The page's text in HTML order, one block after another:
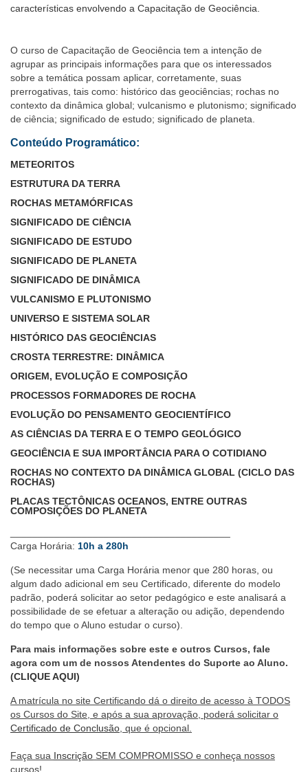
características envolvendo a Capacitação de Geociência.
O curso de Capacitação de Geociência tem a intenção de
agrupar as principais informações para que os interessados
sobre a temática possam aplicar, corretamente, suas
prerrogativas, tais como: histórico das geociências; rochas no
contexto da dinâmica global; vulcanismo e plutonismo; significado
de ciência; significado de estudo; significado de planeta.
Conteúdo Programático:
METEORITOS
ESTRUTURA DA TERRA
ROCHAS METAMÓRFICAS
SIGNIFICADO DE CIÊNCIA
SIGNIFICADO DE ESTUDO
SIGNIFICADO DE PLANETA
SIGNIFICADO DE DINÂMICA
VULCANISMO E PLUTONISMO
UNIVERSO E SISTEMA SOLAR
HISTÓRICO DAS GEOCIÊNCIAS
CROSTA TERRESTRE: DINÂMICA
ORIGEM, EVOLUÇÃO E COMPOSIÇÃO
PROCESSOS FORMADORES DE ROCHA
EVOLUÇÃO DO PENSAMENTO GEOCIENTÍFICO
AS CIÊNCIAS DA TERRA E O TEMPO GEOLÓGICO
GEOCIÊNCIA E SUA IMPORTÂNCIA PARA O COTIDIANO
ROCHAS NO CONTEXTO DA DINÂMICA GLOBAL (CICLO DAS
ROCHAS)
PLACAS TECTÔNICAS OCEANOS, ENTRE OUTRAS
COMPOSIÇÕES DO PLANETA
Carga Horária: 10h a 280h
(Se necessitar uma Carga Horária menor que 280 horas, ou
algum dado adicional em seu Certificado, diferente do modelo
padrão, poderá solicitar ao setor pedagógico e este analisará a
possibilidade de se efetuar a alteração ou adição, dependendo
do tempo que o Aluno estudar o curso).
Para mais informações sobre este e outros Cursos, fale
agora com um de nossos Atendentes do Suporte ao Aluno.
(CLIQUE AQUI)
A matrícula no site Certificando dá o direito de acesso à TODOS
os Cursos do Site, e após a sua aprovação, poderá solicitar o
Certificado de Conclusão , que é opcional.
Faça sua Inscrição SEM COMPROMISSO e conheça nossos
cursos!